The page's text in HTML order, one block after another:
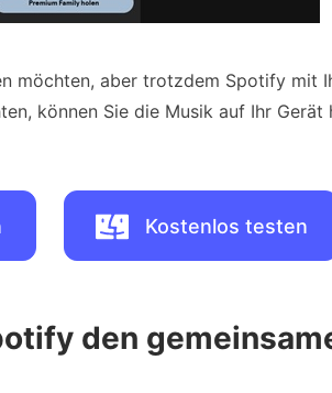
möchten, aber trotzdem Spotify mit
können Sie die Musik auf Ihr Gerät
Kostenlos testen
den